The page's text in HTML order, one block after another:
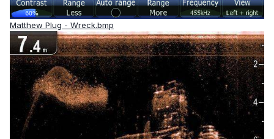
Matthew Plug - Wreck.bmp